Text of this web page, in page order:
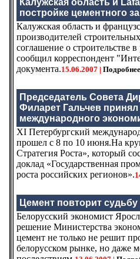
Калужская область и
постройке цементного
Калужская область и
производителей
соглашение о строительстве
сообщил корреспондент
документа.15.06.2007 | Подробнее
Председатель Совета
Филарет Гальчев принял
международного
ХI Петербургский
прошел с 8 по 10 июня.На
Стратегия Роста», который
доклад «Государственная
роста российских регионов».
Цемент повторит судьбу
Белорусский экономист
решение Министерства
цемент не только не решит
белорусском рынке, но даже